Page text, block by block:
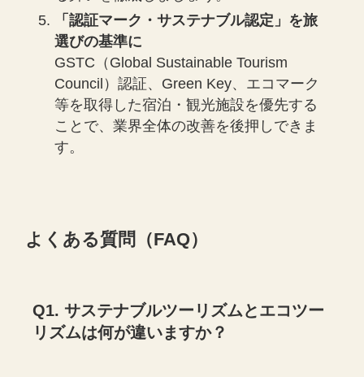
「認証マーク・サステナブル認定」を旅
選びの基準に
GSTC（Global Sustainable Tourism
Council）認証、Green Key、エコマーク
等を取得した宿泊・観光施設を優先する
ことで、業界全体の改善を後押しできま
す。
よくある質問（FAQ）
Q1. サステナブルツーリズムとエコツー
リズムは何が違いますか？